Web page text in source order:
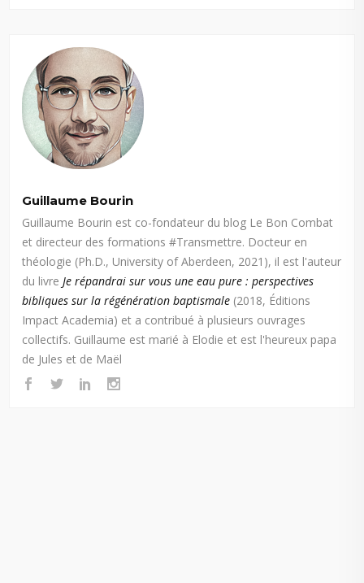
Guillaume Bourin
Guillaume Bourin est co-fondateur du blog Le Bon Combat
et directeur des formations #Transmettre. Docteur en
théologie (Ph.D., University of Aberdeen, 2021), il est l'auteur
du livre Je répandrai sur vous une eau pure : perspectives
bibliques sur la régénération baptismale (2018, Éditions
Impact Academia) et a contribué à plusieurs ouvrages
collectifs. Guillaume est marié à Elodie et est l'heureux papa
de Jules et de Maël